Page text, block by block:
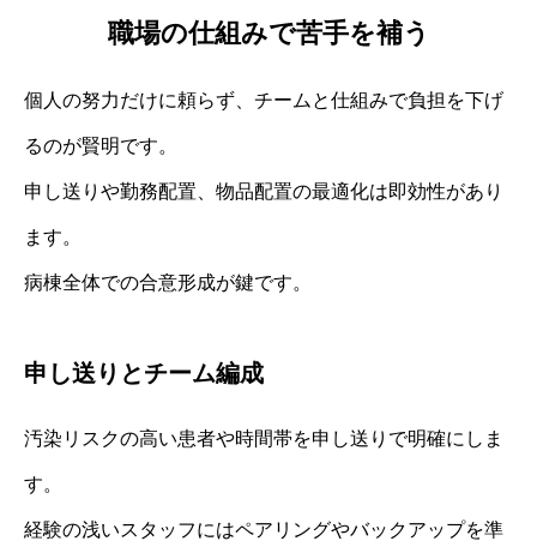
職場の仕組みで苦手を補う
個人の努力だけに頼らず、チームと仕組みで負担を下げ
るのが賢明です。
申し送りや勤務配置、物品配置の最適化は即効性があり
ます。
病棟全体での合意形成が鍵です。
申し送りとチーム編成
汚染リスクの高い患者や時間帯を申し送りで明確にしま
す。
経験の浅いスタッフにはペアリングやバックアップを準